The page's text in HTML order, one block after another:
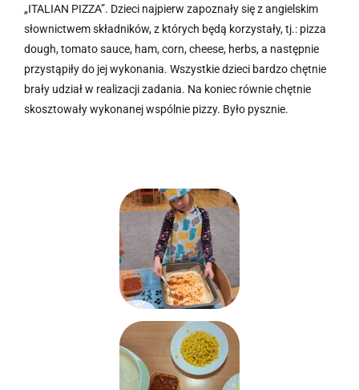
„ITALIAN PIZZA”. Dzieci najpierw zapoznały się z angielskim
słownictwem składników, z których będą korzystały, tj.: pizza
dough, tomato sauce, ham, corn, cheese, herbs, a następnie
przystąpiły do jej wykonania. Wszystkie dzieci bardzo chętnie
brały udział w realizacji zadania. Na koniec równie chętnie
skosztowały wykonanej wspólnie pizzy. Było pysznie.